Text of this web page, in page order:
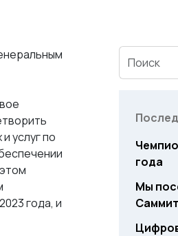
услуг по
года, и
года
Мы